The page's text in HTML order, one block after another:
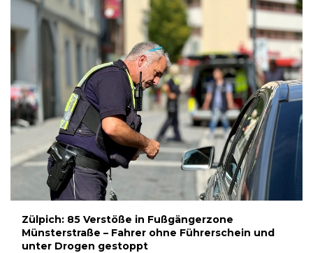
Zülpich: 85 Verstöße in Fußgängerzone
Münsterstraße – Fahrer ohne Führerschein und
unter Drogen gestoppt